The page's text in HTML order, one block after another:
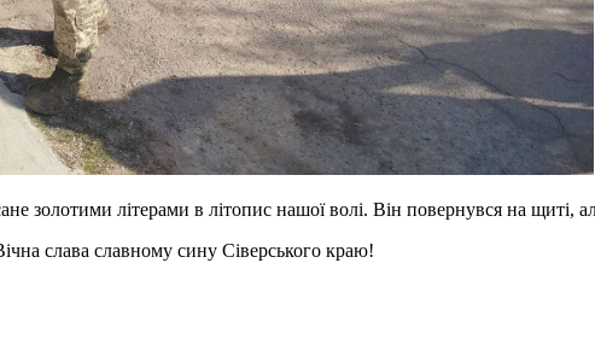
золотими літерами в літопис нашої волі. Він повернувся на щиті,
слава славному сину Сіверського краю!